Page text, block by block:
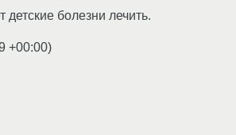
болезни лечить.
+00:00)